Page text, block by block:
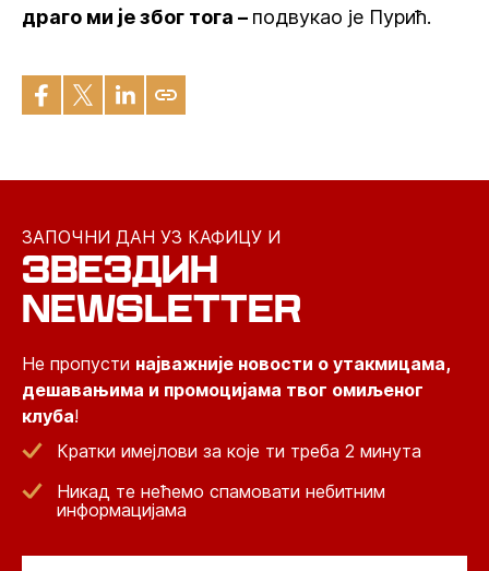
драго ми је због тога – подвукао је Пурић.
ЗАПОЧНИ ДАН УЗ КАФИЦУ И
ЗВЕЗДИН
NEWSLETTER
Не пропусти најважније новости о утакмицама,
дешавањима и промоцијама твог омиљеног
клуба!
Кратки имејлови за које ти треба 2 минута
Никад те нећемо спамовати небитним
информацијама